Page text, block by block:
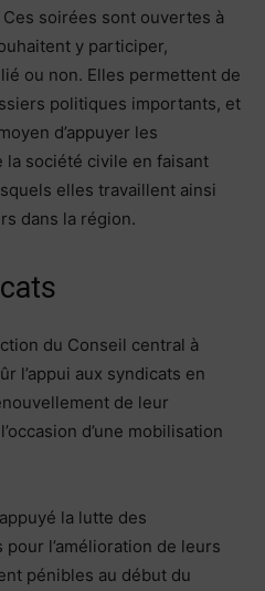
soirées sont ouvertes à
y participer,
ou non. Elles permettent de
politiques importants, et
d’appuyer les
société civile en faisant
elles travaillent ainsi
dans la région.
du Conseil central à
l’appui aux syndicats en
de leur
d’une mobilisation
la lutte des
l’amélioration de leurs
pénibles au début du